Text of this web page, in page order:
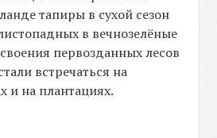
тапиры в сухой сезон
в вечнозелёные
первозданных лесов
встречаться на
и на плантациях.